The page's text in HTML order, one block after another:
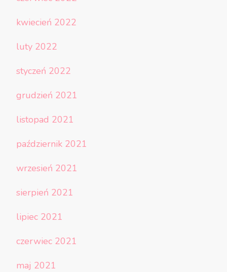
kwiecień 2022
luty 2022
styczeń 2022
grudzień 2021
listopad 2021
październik 2021
wrzesień 2021
sierpień 2021
lipiec 2021
czerwiec 2021
maj 2021